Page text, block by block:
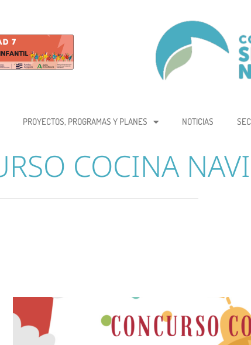
PROYECTOS, PROGRAMAS Y PLANES NOTICIAS
COCINA